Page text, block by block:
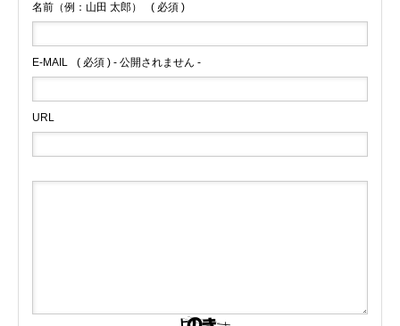
名前（例：山田 太郎） ( 必須 )
E-MAIL ( 必須 ) - 公開されません -
URL